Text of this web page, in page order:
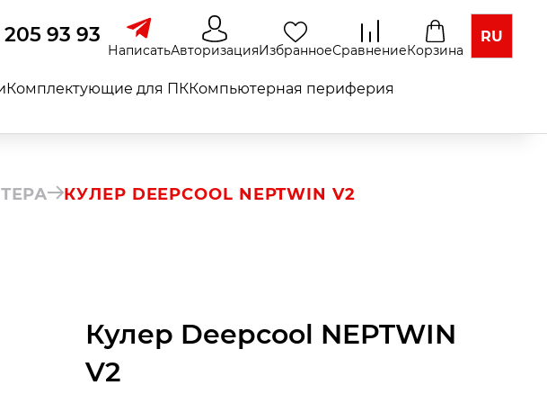
205 93 93
НаписатьАвторизацияИзбранноеСравнениеКорзина
RU
Комплектующие для ПККомпьютерная периферия
КУЛЕР DEEPCOOL NEPTWIN V2
Кулер Deepcool NEPTWIN
V2